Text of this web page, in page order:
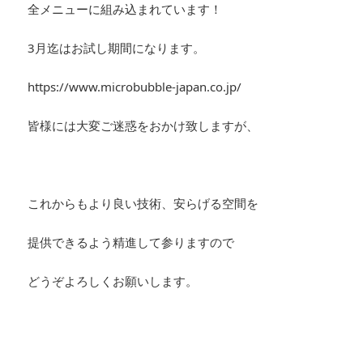
全メニューに組み込まれています！
3月迄はお試し期間になります。
https://www.microbubble-japan.co.jp/
皆様には大変ご迷惑をおかけ致しますが、
これからもより良い技術、安らげる空間を
提供できるよう精進して参りますので
どうぞよろしくお願いします。